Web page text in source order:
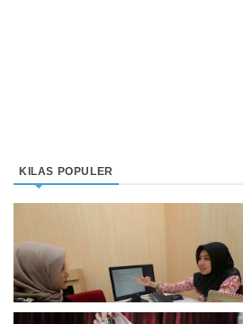
KILAS POPULER
Keuangan Syariah Di Indonesia
Meningkat